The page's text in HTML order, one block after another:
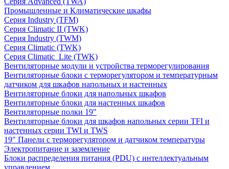
Промышленные и Климатические шкафы
Серия Industry (TFM)
Серия Climatic II (TWK)
Серия Industry (TWM)
Серия Climatic (TWK)
Серия Climatic_Lite (TWK)
Вентиляторные модули и устройства терморегулирования
Вентиляторные блоки с терморегулятором и температурным
датчиком для шкафов напольных и настенных
Вентиляторные блоки для напольных шкафов
Вентиляторные блоки для настенных шкафов
Вентиляторные полки 19"
Вентиляторные блоки для шкафов напольных серии TFI и
настенных серии TWI и TWS
19" Панели с терморегулятором и датчиком температуры
Электропитание и заземление
Блоки распределения питания (PDU) с интеллектуальным
управлением